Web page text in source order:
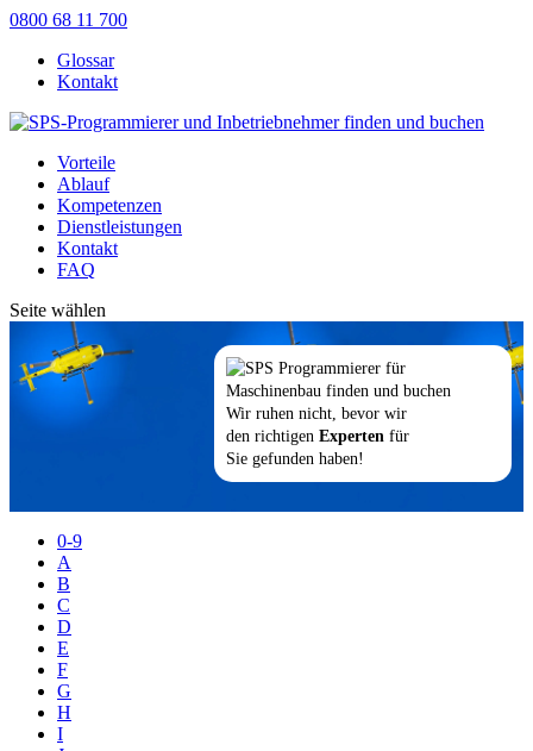
0800 68 11 700
Glossar
Kontakt
Vorteile
Ablauf
Kompetenzen
Dienstleistungen
Kontakt
FAQ
Seite wählen
Wir ruhen nicht, bevor wir
den richtigen Experten für
Sie gefunden haben!
0-9
A
B
C
D
E
F
G
H
I